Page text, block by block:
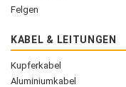
Felgen
KABEL & LEITUNGEN
Kupferkabel
Aluminiumkabel